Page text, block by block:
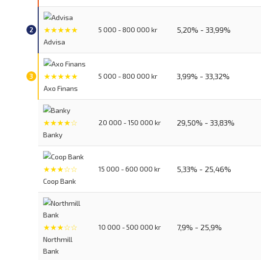
★★★★★
Advisa
5 000 - 800 000 kr 5,20% - 33,99%
★★★★★
Axo Finans
5 000 - 800 000 kr 3,99% - 33,32%
★★★★☆
Banky
20 000 - 150 000 kr 29,50% - 33,83%
★★★☆☆
Coop Bank
15 000 - 600 000 kr 5,33% - 25,46%
★★★☆☆
Northmill
Bank
10 000 - 500 000 kr 7,9% - 25,9%